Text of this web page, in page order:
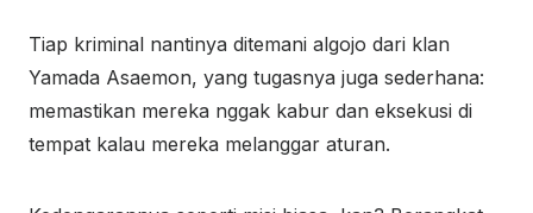
Tiap kriminal nantinya ditemani algojo dari klan
Yamada Asaemon, yang tugasnya juga sederhana:
memastikan mereka nggak kabur dan eksekusi di
tempat kalau mereka melanggar aturan.